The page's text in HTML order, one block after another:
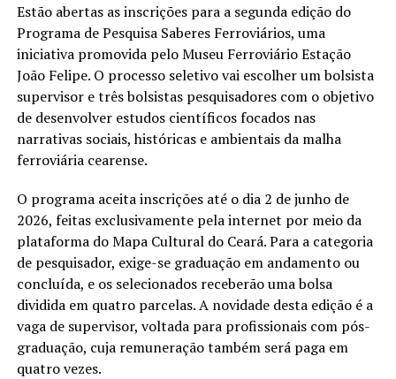
Estão abertas as inscrições para a segunda edição do
Programa de Pesquisa Saberes Ferroviários, uma
iniciativa promovida pelo Museu Ferroviário Estação
João Felipe. O processo seletivo vai escolher um bolsista
supervisor e três bolsistas pesquisadores com o objetivo
de desenvolver estudos científicos focados nas
narrativas sociais, históricas e ambientais da malha
ferroviária cearense.
O programa aceita inscrições até o dia 2 de junho de
2026, feitas exclusivamente pela internet por meio da
plataforma do Mapa Cultural do Ceará. Para a categoria
de pesquisador, exige-se graduação em andamento ou
concluída, e os selecionados receberão uma bolsa
dividida em quatro parcelas. A novidade desta edição é a
vaga de supervisor, voltada para profissionais com pós-
graduação, cuja remuneração também será paga em
quatro vezes.